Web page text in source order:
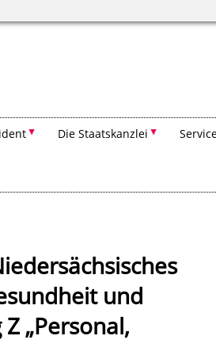
Die Staatskanzlei
und
„Personal,